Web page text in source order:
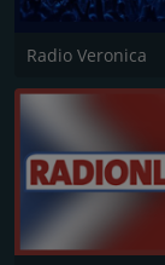
Radio Veronica